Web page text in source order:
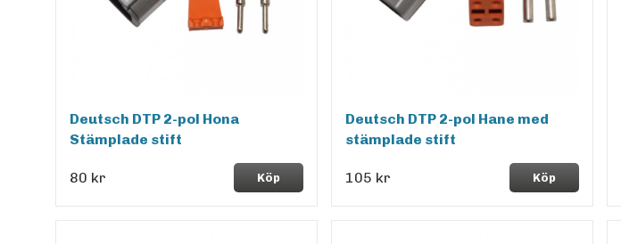
Deutsch DTP 2-pol Hona
Stämplade stift
80 kr Köp
Deutsch DTP 2-pol Hane med
stämplade stift
105 kr Köp